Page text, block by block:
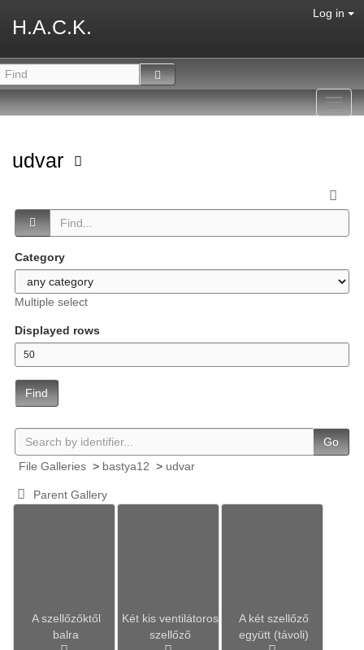
H.A.C.K.
Log in
udvar
Category
Multiple select
Displayed rows
Find
Go
File Galleries > bastya12 > udvar
Parent Gallery
A szellőzőktől
balra
Két kis ventilátoros
szellőző
A két szellőző
együtt (távoli)